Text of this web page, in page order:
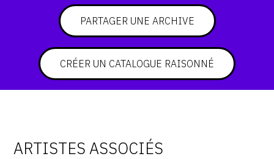
L'ÉQUIPE OAM
CGU
SUIVEZ-NOUS
PARTAGER UNE ARCHIVE
CRÉER UN CATALOGUE RAISONNÉ
ARTISTES ASSOCIÉS